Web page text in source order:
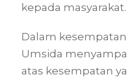
kepada masyarakat.
Dalam
Umsida
atas kesempatan